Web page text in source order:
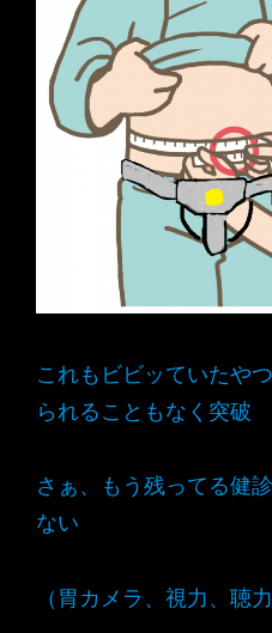
これもビビッていたや
られることもなく突破
さぁ、もう残ってる健
ない
（胃カメラ、視力、聴力